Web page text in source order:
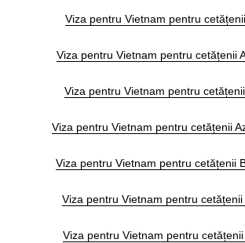
Viza pentru Vietnam pentru
Viza pentru Vietnam pentru cetățenii
Viza pentru Vietnam pentru
Viza pentru Vietnam pentru cetățenii
Viza pentru Vietnam pentru cetățenii
Viza pentru Vietnam pentru cetățenii
Viza pentru Vietnam pentru